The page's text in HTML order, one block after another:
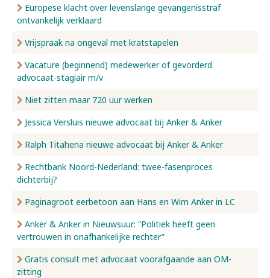
Europese klacht over levenslange gevangenisstraf
ontvankelijk verklaard
Vrijspraak na ongeval met kratstapelen
Vacature (beginnend) medewerker of gevorderd
advocaat-stagiair m/v
Niet zitten maar 720 uur werken
Jessica Versluis nieuwe advocaat bij Anker & Anker
Ralph Titahena nieuwe advocaat bij Anker & Anker
Rechtbank Noord-Nederland: twee-fasenproces
dichterbij?
Paginagroot eerbetoon aan Hans en Wim Anker in LC
Anker & Anker in Nieuwsuur: “Politiek heeft geen
vertrouwen in onafhankelijke rechter”
Gratis consult met advocaat voorafgaande aan OM-
zitting